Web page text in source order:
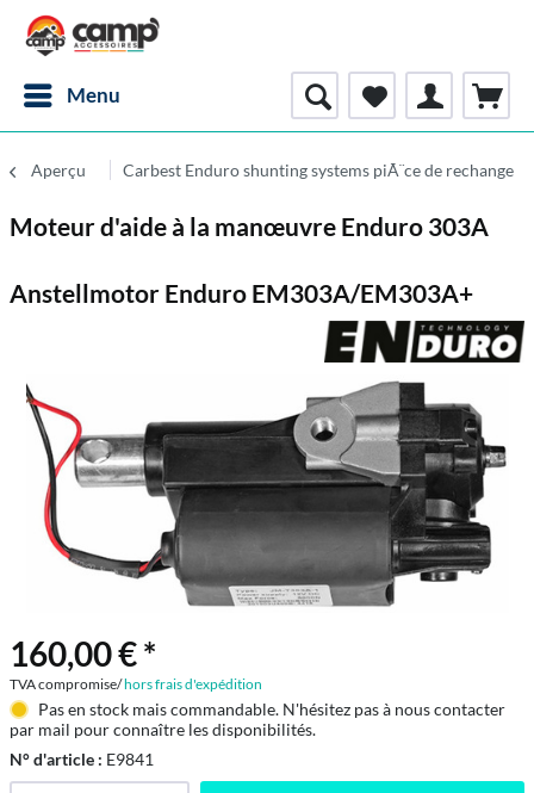
Menu
Aperçu Carbest Enduro shunting systems piÃ¨ce de rechange
Moteur d'aide à la manœuvre Enduro 303A
Anstellmotor Enduro EM303A/EM303A+
160,00 € *
TVA compromise/hors frais d'expédition
Pas en stock mais commandable. N'hésitez pas à nous contacter
par mail pour connaître les disponibilités.
N° d'article : E9841